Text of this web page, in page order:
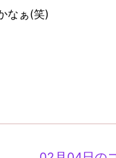
なぁ(笑)
次